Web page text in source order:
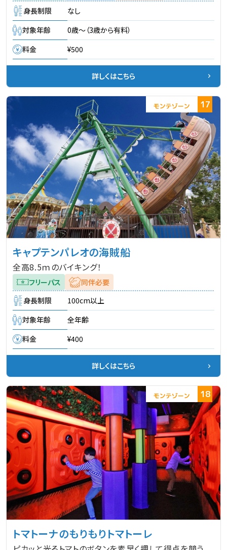
身長制限
なし
対象年齢
0歳～（3歳から有料）
料金
¥500
詳しくはこちら
17
キャプテンパレオの海賊船
全高8.5ｍのバイキング！
フリーパス
同伴必要
身長制限
100cm以上
対象年齢
全年齢
料金
¥400
詳しくはこちら
18
トマトーナのもりもりトマトーレ